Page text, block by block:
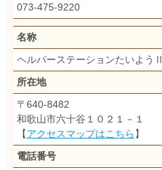
073-475-9220
名称
ヘルパーステーションたいようⅡ
所在地
〒640-8482
和歌山市六十谷１０２１－１
【アクセスマップはこちら 】
電話番号